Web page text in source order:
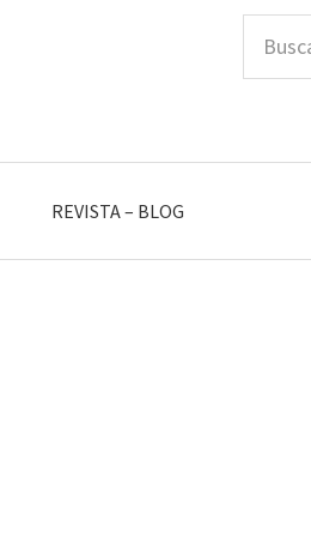
esta
REVISTA – BLOG